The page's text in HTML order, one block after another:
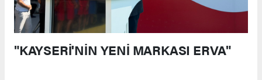
"KAYSERİ'NİN YENİ MARKASI ERVA"